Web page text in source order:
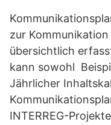
zur
übersichtlich
kann sowohl
Jährlicher
INTERREG-